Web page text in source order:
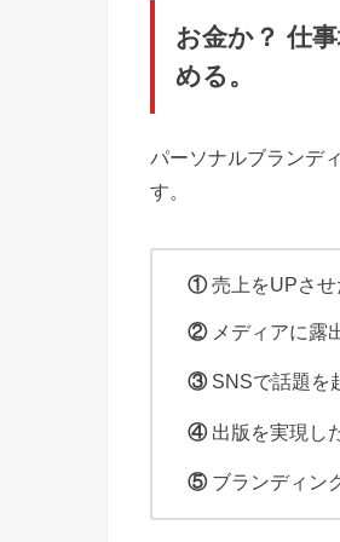
お金か？ 仕
める。
パーソナルブランデ
す。
①売上をUPさせ
②メディアに露
③SNSで話題を
④出版を実現し
⑤ブランディン